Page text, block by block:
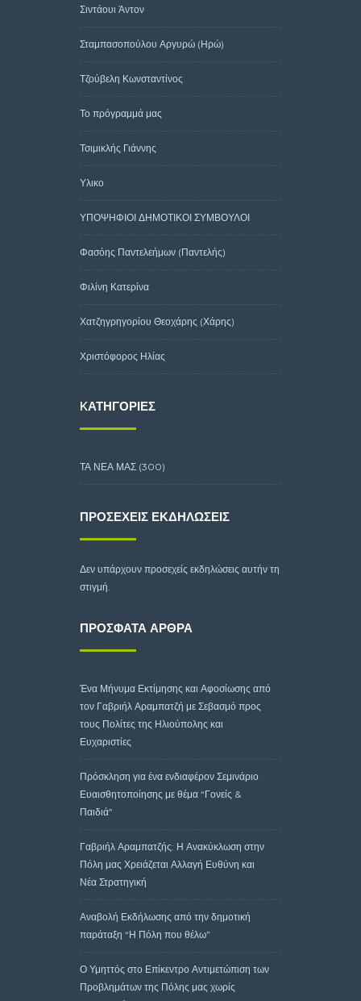
Σιντάουι Άντον
Σταμπασοπούλου Αργυρώ (Ηρώ)
Τζούβελη Κωνσταντίνος
Το πρόγραμμά μας
Τσιμικλής Γιάννης
Υλικο
ΥΠΟΨΗΦΙΟΙ ΔΗΜΟΤΙΚΟΙ ΣΥΜΒΟΥΛΟΙ
Φασόης Παντελεήμων (Παντελής)
Φιλίνη Κατερίνα
Χατζηγρηγορίου Θεοχάρης (Χάρης)
Χριστόφορος Ηλίας
KΑΤΗΓΟΡΊΕΣ
ΤΑ ΝΕΑ ΜΑΣ (300)
ΠΡΟΣΕΧΕΊΣ ΕΚΔΗΛΏΣΕΙΣ
Δεν υπάρχουν προσεχείς εκδηλώσεις αυτήν τη
στιγμή.
ΠΡΌΣΦΑΤΑ ΆΡΘΡΑ
Ένα Μήνυμα Εκτίμησης και Αφοσίωσης από
τον Γαβριήλ Αραμπατζή με Σεβασμό προς
τους Πολίτες της Ηλιούπολης και
Ευχαριστίες
Πρόσκληση για ένα ενδιαφέρον Σεμινάριο
Ευαισθητοποίησης με θέμα “Γονείς &
Παιδιά”
Γαβριήλ Αραμπατζής: Η Ανακύκλωση στην
Πόλη μας Χρειάζεται Αλλαγή Ευθύνη και
Νέα Στρατηγική
Αναβολή Εκδήλωσης από την δημοτική
παράταξη “Η Πόλη που θέλω”
Ο Υμηττός στο Επίκεντρο Αντιμετώπιση των
Προβλημάτων της Πόλης μας χωρίς